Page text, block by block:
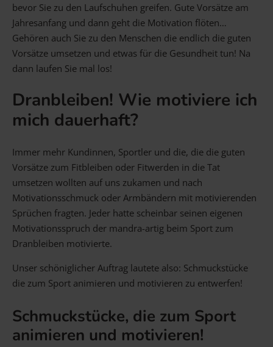
Damen Herren Paare Freunde
Kinder
Allergiker
Trauernde Unternehmen mehr…
Gravur Designer – so geht’s
Anlass Person Gutscheine
FAQ Häufig gestellte Fragen
Schmuck Ratgeber
Schneller Versand
bevor Sie zu den Laufschuhen greifen. Gute Vorsätze am
Jahresanfang und dann geht die Motivation flöten…
Gehören auch Sie zu den Menschen die endlich die guten
Vorsätze umsetzen und etwas für die Gesundheit tun! Na
dann laufen Sie mal los!
Dranbleiben! Wie motiviere ich
mich dauerhaft?
Immer mehr Kundinnen, Sportler und die, die die guten
Vorsätze zum Fitbleiben oder Fitwerden in die Tat
umsetzen wollten auf uns zukamen und nach
Motivationsschmuck oder Armbändern mit motivierenden
Sprüchen fragten. Jeder hatte scheinbar seinen eigenen
Motivationsspruch der mandra-artig beim Sport zum
Dranbleiben motivierte.
Unser schöniglicher Auftrag lautete also: Schmuckstücke
die zum Sport animieren und motivieren zu entwerfen!
Schmuckstücke, die zum Sport
animieren und motivieren!